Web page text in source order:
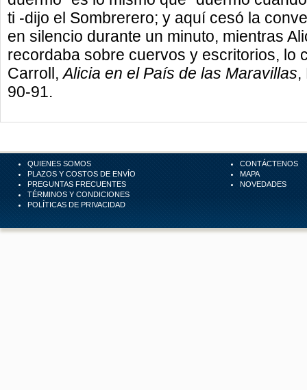
ti -dijo el Sombrerero; y aquí cesó la
en silencio durante un minuto, mientras
recordaba sobre cuervos y escritorios, lo
Carroll,Alicia en el País de las Maravillas,
90-91.
QUIENES SOMOS
PLAZOS Y COSTOS DE ENVÍO
PREGUNTAS FRECUENTES
TÉRMINOS Y CONDICIONES
POLÍTICAS DE PRIVACIDAD
CONTÁCTENOS
MAPA
NOVEDADES